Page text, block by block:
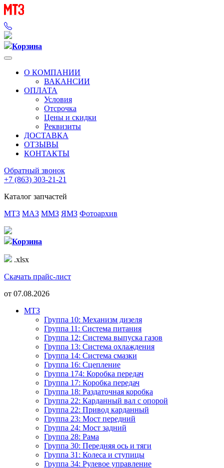
Корзина
О КОМПАНИИ
ВАКАНСИИ
ОПЛАТА
Условия
Отсрочка
Цены и скидки
Реквизиты
ДОСТАВКА
ОТЗЫВЫ
КОНТАКТЫ
Обратный звонок
+7 (863) 303-21-21
Каталог запчастей
МТЗ МАЗ ММЗ ЯМЗ Фотоархив
Корзина
.xlsx
Скачать прайс-лист
от 07.08.2026
МТЗ
Группа 10: Механизм дизеля
Группа 11: Система питания
Группа 12: Система выпуска газов
Группа 13: Система охлаждения
Группа 14: Система смазки
Группа 16: Сцепление
Группа 174: Коробка передач
Группа 17: Коробка передач
Группа 18: Раздаточная коробка
Группа 22: Карданный вал с опорой
Группа 22: Привод карданный
Группа 23: Мост передний
Группа 24: Мост задний
Группа 28: Рама
Группа 30: Передняя ось и тяги
Группа 31: Колеса и ступицы
Группа 34: Рулевое управление